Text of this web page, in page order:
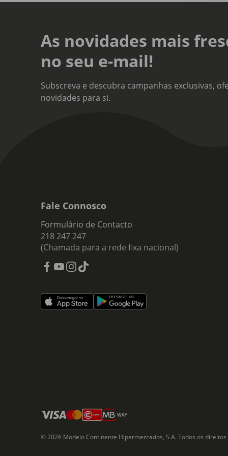
As novidades mais
no seu e-mail!
Subscreva e descubra campanhas exclusivas,
novidades para si.
Fale Connosco
Formulário de Contacto
218 247 247
(Chamada para a rede fixa nacional)
© 2026 Modelo Continente Hipermercados, S.A. Todos os